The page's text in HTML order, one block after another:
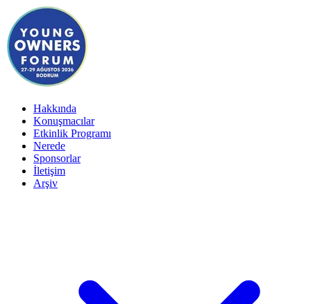
Hakkında
Konuşmacılar
Etkinlik Programı
Nerede
Sponsorlar
İletişim
Arşiv